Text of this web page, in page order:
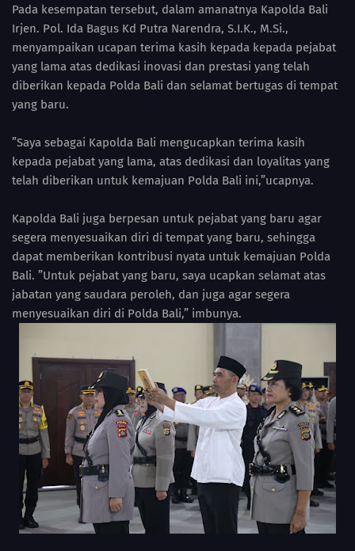
Pada kesempatan tersebut, dalam amanatnya Kapolda Bali
Irjen. Pol. Ida Bagus Kd Putra Narendra, S.I.K., M.Si.,
menyampaikan ucapan terima kasih kepada kepada pejabat
yang lama atas dedikasi inovasi dan prestasi yang telah
diberikan kepada Polda Bali dan selamat bertugas di tempat
yang baru.
”Saya sebagai Kapolda Bali mengucapkan terima kasih
kepada pejabat yang lama, atas dedikasi dan loyalitas yang
telah diberikan untuk kemajuan Polda Bali ini,”ucapnya.
Kapolda Bali juga berpesan untuk pejabat yang baru agar
segera menyesuaikan diri di tempat yang baru, sehingga
dapat memberikan kontribusi nyata untuk kemajuan Polda
Bali. ”Untuk pejabat yang baru, saya ucapkan selamat atas
jabatan yang saudara peroleh, dan juga agar segera
menyesuaikan diri di Polda Bali,” imbunya.